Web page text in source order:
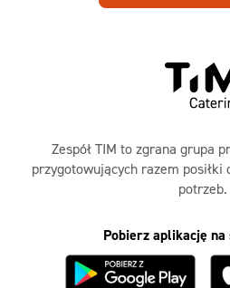
Zespół TIM to zgrana grupa
przygotowujących razem posiłki
potrzeb.
Pobierz aplikację